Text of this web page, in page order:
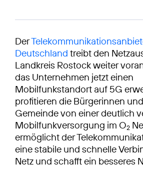
Der
Deutschland treibt den
Landkreis Rostock weiter
das Unternehmen jetzt einen
Mobilfunkstandort auf 5G
profitieren die Bürgerinnen
Gemeinde von einer deutlich
Mobilfunkversorgung im O2
ermöglicht der
eine stabile und schnelle
Netz und schafft ein besseres